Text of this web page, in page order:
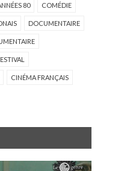
80 COMÉDIE
DOCUMENTAIRE
CINÉMA FRANÇAIS